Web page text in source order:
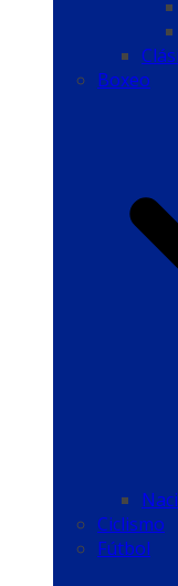
Boxeo
Ciclismo
Fútbol